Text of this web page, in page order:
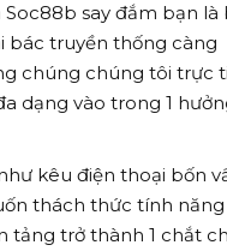
say đắm bạn là
bác truyền thống càng
chúng chúng tôi trực
dạng vào trong 1
kêu điện thoại bốn
thách thức tính
tảng trở thành 1 chắt